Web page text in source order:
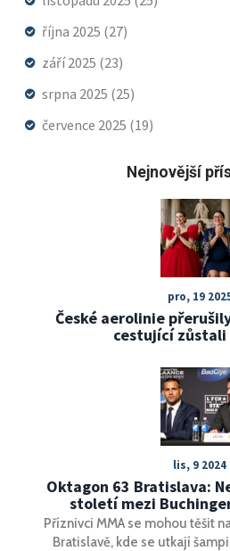
října 2025 (27)
září 2025 (23)
srpna 2025 (25)
července 2025 (19)
Nejnovější
pro, 19
České aerolinie
cestující zůstali
lis, 9 2024
Oktagon 63 Bratislava:
století mezi
Příznivci MMA se mohou těšit
Bratislavě, kde se utkají